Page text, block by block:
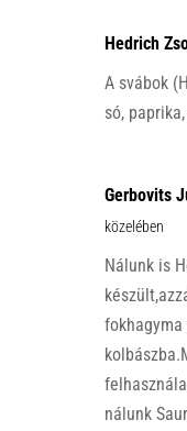
Hedrich
A svábok
só,
Gerbovits
közelében
Nálunk is
nálunk